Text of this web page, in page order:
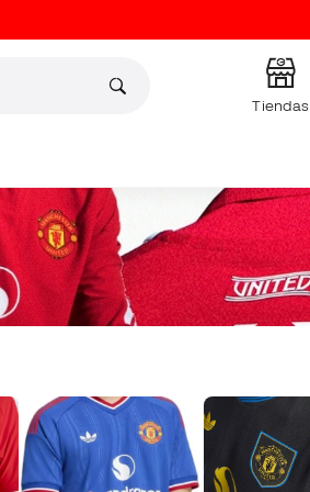
Tiendas